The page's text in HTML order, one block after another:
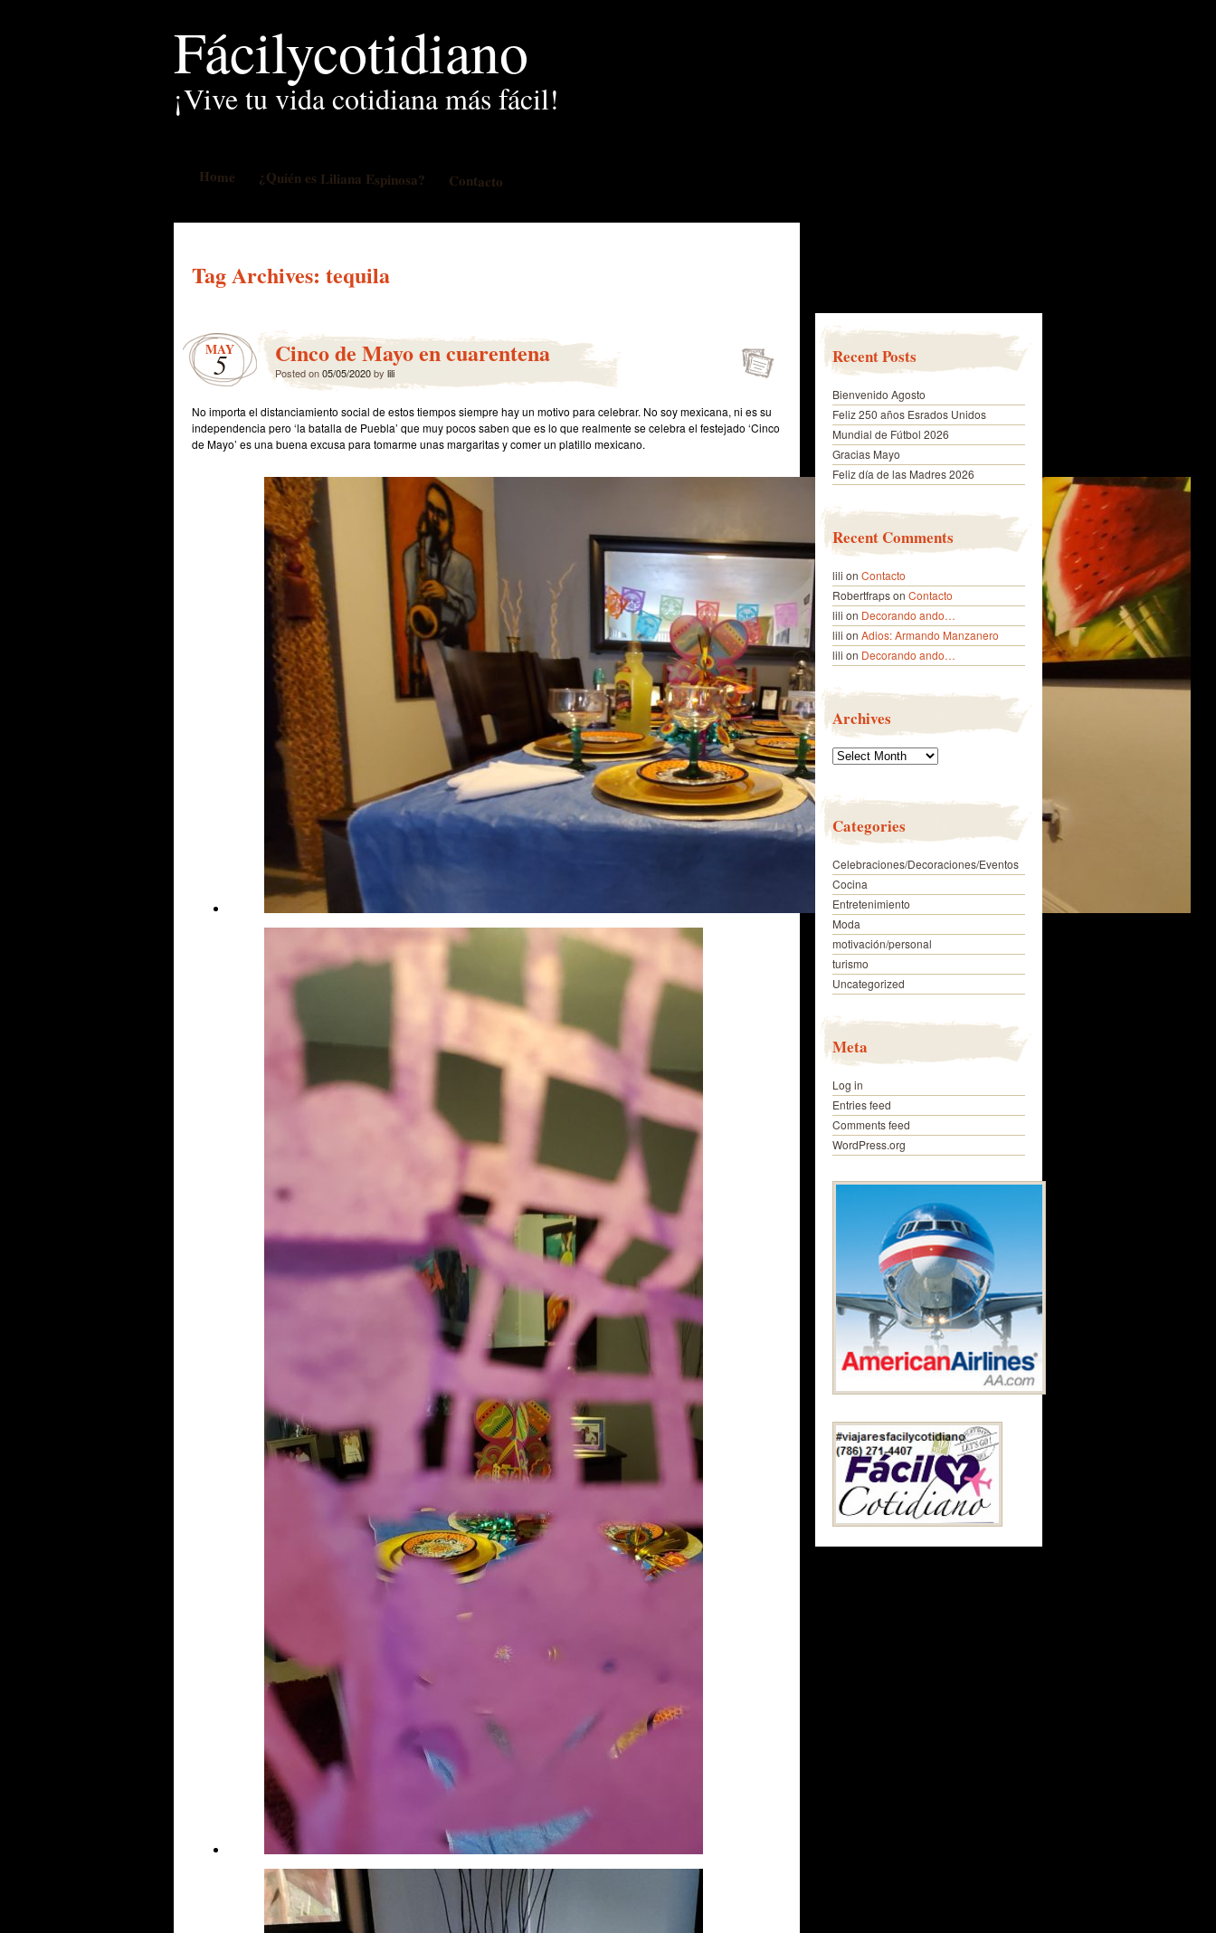
Fácilycotidiano
¡Vive tu vida cotidiana más fácil!
Home ¿Quién es Liliana Espinosa? Contacto
Tag Archives: tequila
MAY
5 Cinco de Mayo en cuarentena
Posted on05/05/2020by lili
No importa el distanciamiento social de estos tiempos siempre hay un motivo para celebrar. No soy mexicana, ni es su
independencia pero ‘la batalla de Puebla’ que muy pocos saben que es lo que realmente se celebra el festejado ‘Cinco
de Mayo’ es una buena excusa para tomarme unas margaritas y comer un platillo mexicano.
Recent Posts
Bienvenido Agosto
Feliz 250 años Esrados Unidos
Mundial de Fútbol 2026
Gracias Mayo
Feliz día de las Madres 2026
Recent Comments
lili on Contacto
Robertfrapson Contacto
lili on Decorando ando…
lili on Adios: Armando Manzanero
lili on Decorando ando…
Archives
Archives
Categories
Celebraciones/Decoraciones/Eventos
Cocina
Entretenimiento
Moda
motivación/personal
turismo
Uncategorized
Meta
Log in
Entries feed
Comments feed
WordPress.org